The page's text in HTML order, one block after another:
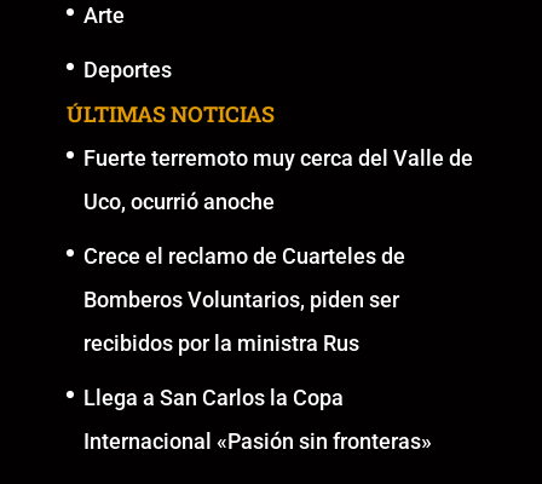
Arte
Deportes
ÚLTIMAS NOTICIAS
Fuerte terremoto muy cerca del Valle de
Uco, ocurrió anoche
Crece el reclamo de Cuarteles de
Bomberos Voluntarios, piden ser
recibidos por la ministra Rus
Llega a San Carlos la Copa
Internacional «Pasión sin fronteras»